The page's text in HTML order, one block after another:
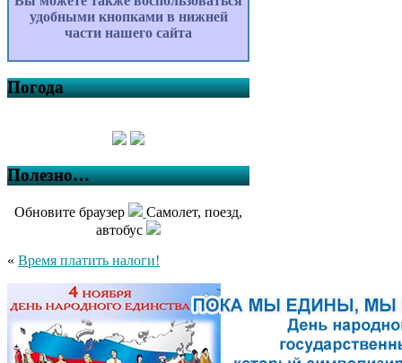
удобными кнопками в нижней
части нашего сайта
Погода
Полезно…
Обновите браузер
Самолет, поезд,
автобус
« Время платить налоги!